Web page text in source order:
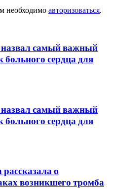
необходимо авторизоваться.
самый важный
больного сердца для
самый важный
больного сердца для
о
возникшего тромба